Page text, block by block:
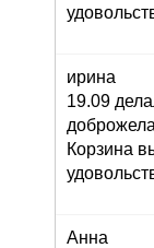
ирина
19.09
Корзина
Анна